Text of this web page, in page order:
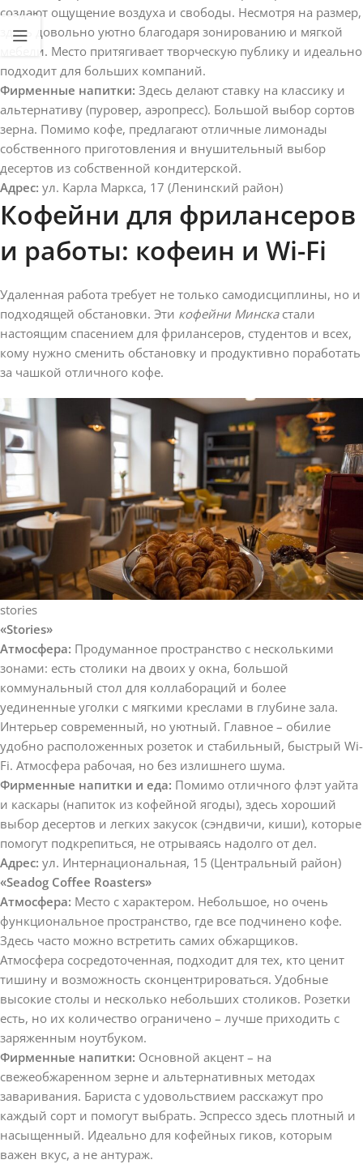
создают ощущение воздуха и свободы. Несмотря на размер,
здесь довольно уютно благодаря зонированию и мягкой
мебели. Место притягивает творческую публику и идеально
подходит для больших компаний.
Фирменные напитки: Здесь делают ставку на классику и
альтернативу (пуровер, аэропресс). Большой выбор сортов
зерна. Помимо кофе, предлагают отличные лимонады
собственного приготовления и внушительный выбор
десертов из собственной кондитерской.
Адрес: ул. Карла Маркса, 17 (Ленинский район)
Кофейни для фрилансеров
и работы: кофеин и Wi-Fi
Удаленная работа требует не только самодисциплины, но и
подходящей обстановки. Эти кофейни Минскастали
настоящим спасением для фрилансеров, студентов и всех,
кому нужно сменить обстановку и продуктивно поработать
за чашкой отличного кофе.
stories
«Stories»
Атмосфера: Продуманное пространство с несколькими
зонами: есть столики на двоих у окна, большой
коммунальный стол для коллабораций и более
уединенные уголки с мягкими креслами в глубине зала.
Интерьер современный, но уютный. Главное – обилие
удобно расположенных розеток и стабильный, быстрый Wi-
Fi. Атмосфера рабочая, но без излишнего шума.
Фирменные напитки и еда: Помимо отличного флэт уайта
и каскары (напиток из кофейной ягоды), здесь хороший
выбор десертов и легких закусок (сэндвичи, киши), которые
помогут подкрепиться, не отрываясь надолго от дел.
Адрес: ул. Интернациональная, 15 (Центральный район)
«Seadog Coffee Roasters»
Атмосфера: Место с характером. Небольшое, но очень
функциональное пространство, где все подчинено кофе.
Здесь часто можно встретить самих обжарщиков.
Атмосфера сосредоточенная, подходит для тех, кто ценит
тишину и возможность сконцентрироваться. Удобные
высокие столы и несколько небольших столиков. Розетки
есть, но их количество ограничено – лучше приходить с
заряженным ноутбуком.
Фирменные напитки: Основной акцент – на
свежеобжаренном зерне и альтернативных методах
заваривания. Бариста с удовольствием расскажут про
каждый сорт и помогут выбрать. Эспрессо здесь плотный и
насыщенный. Идеально для кофейных гиков, которым
важен вкус, а не антураж.